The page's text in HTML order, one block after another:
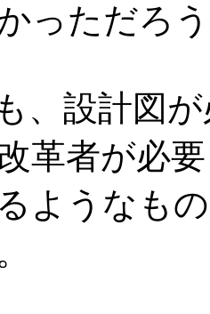
っただろ
、設計図が
革者が必
ようなも